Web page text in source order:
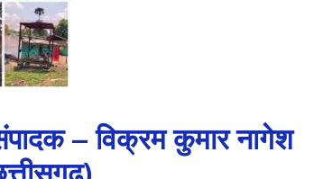
– विक्रम कुमार नागेश